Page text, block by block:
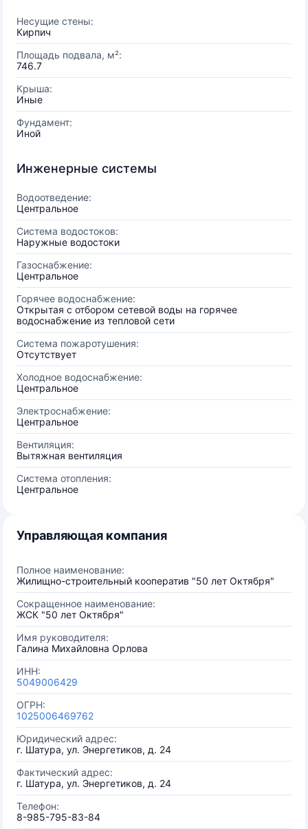
Несущие стены:
Кирпич
Площадь подвала, м²:
746.7
Крыша:
Иные
Фундамент:
Иной
Инженерные системы
Водоотведение:
Центральное
Система водостоков:
Наружные водостоки
Газоснабжение:
Центральное
Горячее водоснабжение:
Открытая с отбором сетевой воды на горячее
водоснабжение из тепловой сети
Система пожаротушения:
Отсутствует
Холодное водоснабжение:
Центральное
Электроснабжение:
Центральное
Вентиляция:
Вытяжная вентиляция
Система отопления:
Центральное
Управляющая компания
Полное наименование:
Жилищно-строительный кооператив "50 лет Октября"
Сокращенное наименование:
ЖСК "50 лет Октября"
Имя руководителя:
Галина Михайловна Орлова
ИНН:
5049006429
ОГРН:
1025006469762
Юридический адрес:
г. Шатура, ул. Энергетиков, д. 24
Фактический адрес:
г. Шатура, ул. Энергетиков, д. 24
Телефон:
8-985-795-83-84